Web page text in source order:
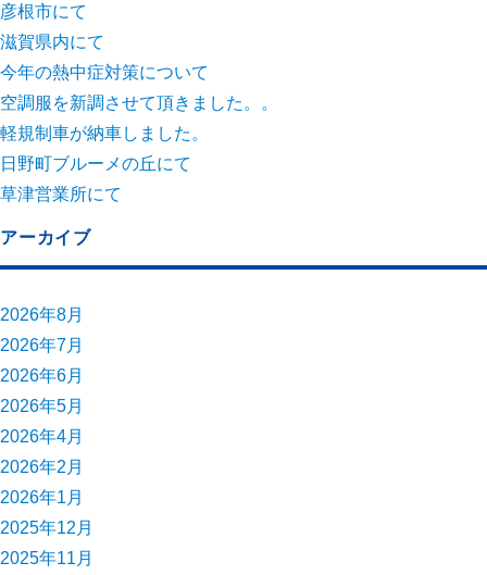
彦根市にて
滋賀県内にて
今年の熱中症対策について
空調服を新調させて頂きました。。
軽規制車が納車しました。
日野町ブルーメの丘にて
草津営業所にて
アーカイブ
2026年8月
2026年7月
2026年6月
2026年5月
2026年4月
2026年2月
2026年1月
2025年12月
2025年11月